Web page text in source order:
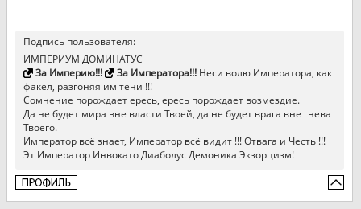
Подпись пользователя:
ИМПЕРИУМ ДОМИНАТУС
За Империю!!!
За Императора!!!Неси волю Императора, как
факел, разгоняя им тени !!!
Сомнение порождает ересь, ересь порождает возмездие.
Да не будет мира вне власти Твоей, да не будет врага вне гнева
Твоего.
Император всё знает, Император всё видит !!! Отвага и Честь !!!
Эт Император Инвокато Диаболус Демоника Экзорцизм!